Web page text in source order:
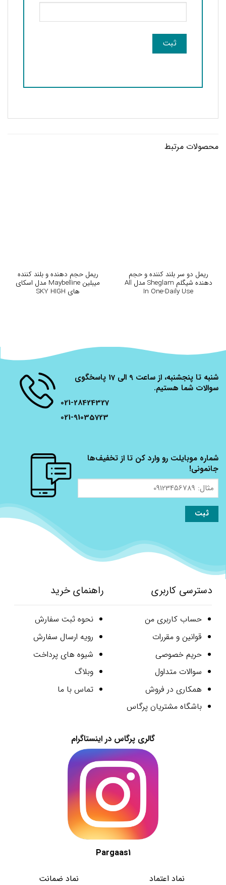
محصولات مرتبط
ریمل دو سر بلند کننده و حجم
دهنده شیگلم Sheglam مدل All
In One-Daily Use
ریمل حجم دهنده و بلند کننده
میبلین Maybelline مدل اسکای
های SKY HIGH
شنبه تا پنجشنبه، از ساعت 9 الی 17 پاسخگوی
سوالات شما هستیم.
021-28424327
021-91035723
شماره موبایلت رو وارد کن تا از تخفیف‌ها
جانمونی!
مثال:
09123456789
دسترسی کاربری
حساب کاربری من
قوانین و مقررات
حریم خصوصی
سوالات متداول
همکاری در فروش
باشگاه مشتریان پرگاس
راهنمای خرید
نحوه ثبت سفارش
رویه ارسال سفارش
شیوه های پرداخت
وبلاگ
تماس با ما
گالری پرگاس در اینستاگرام
Pargaas1
نماد اعتماد نماد ضمانت